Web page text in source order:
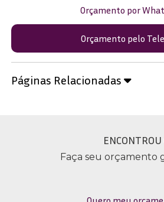
Orçamento por
Orçamento pelo
Páginas Relacionadas
ENCONTROU
Faça seu orçamento